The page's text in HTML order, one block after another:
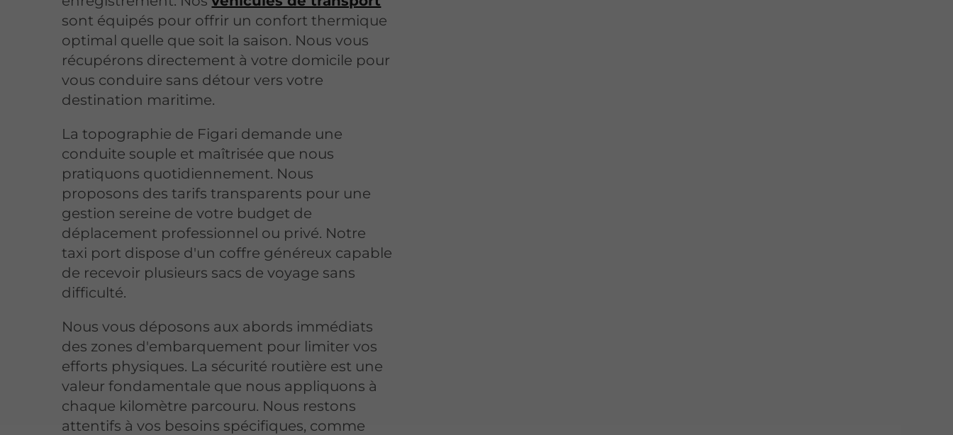
sont équipés pour offrir un confort thermique
optimal quelle que soit la saison. Nous vous
récupérons directement à votre domicile pour
vous conduire sans détour vers votre
destination maritime.
La topographie de Figari demande une
conduite souple et maîtrisée que nous
pratiquons quotidiennement. Nous
proposons des tarifs transparents pour une
gestion sereine de votre budget de
déplacement professionnel ou privé. Notre
taxi port dispose d'un coffre généreux capable
de recevoir plusieurs sacs de voyage sans
difficulté.
Nous vous déposons aux abords immédiats
des zones d'embarquement pour limiter vos
efforts physiques. La sécurité routière est une
valeur fondamentale que nous appliquons à
chaque kilomètre parcouru. Nous restons
attentifs à vos besoins spécifiques, comme